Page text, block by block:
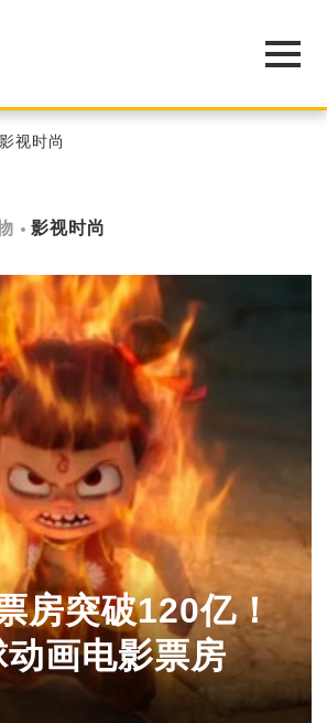
影视时尚
影视时尚
房突破120亿！
画电影票房